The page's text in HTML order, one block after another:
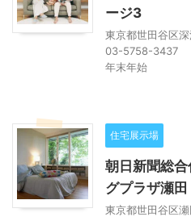
ージ3
東京都世田谷区
03-5758-3437
年末年始
住宅展示場
朝日新聞総
グプラザ瀬田
東京都世田谷区